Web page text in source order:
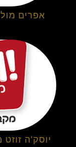
אפרים
יוסק'ה